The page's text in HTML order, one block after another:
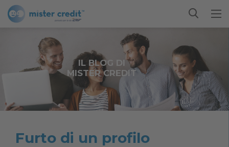
IL BLOG DI
MISTER CREDIT
Furto di un profilo